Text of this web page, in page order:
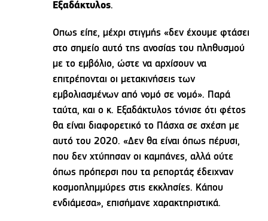
Εξαδάκτυλος.
Οπως είπε, μέχρι στιγμής «δεν έχουμε φτάσει
στο σημείο αυτό της ανοσίας του πληθυσμού
με το εμβόλιο, ώστε να αρχίσουν να
επιτρέπονται οι μετακινήσεις των
εμβολιασμένων από νομό σε νομό». Παρά
ταύτα, και ο κ. Εξαδάκτυλος τόνισε ότι φέτος
θα είναι διαφορετικό το Πάσχα σε σχέση με
αυτό του 2020. «Δεν θα είναι όπως πέρυσι,
που δεν χτύπησαν οι καμπάνες, αλλά ούτε
όπως πρόπερσι που τα ρεπορτάζ έδειχναν
κοσμοπλημμύρες στις εκκλησίες. Κάπου
ενδιάμεσα», επισήμανε χαρακτηριστικά.